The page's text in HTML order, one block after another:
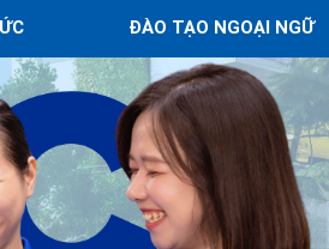
ĐÀO TẠO NGOẠI NGỮ